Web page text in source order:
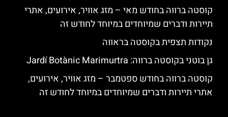
קוסטה ברווה בחודש מאי – מזג אוויר, אירועים, אתרי
תיירות ודברים שמיוחדים במיוחד לחודש זה
נקודות תצפית בקוסטה בראווה
גן בוטני בקוסטה ברווה: ‪‪Jardí Botànic Marimurtra‬‬
קוסטה ברווה בחודש ספטמבר – מזג אוויר, אירועים,
אתרי תיירות ודברים שמיוחדים במיוחד לחודש זה